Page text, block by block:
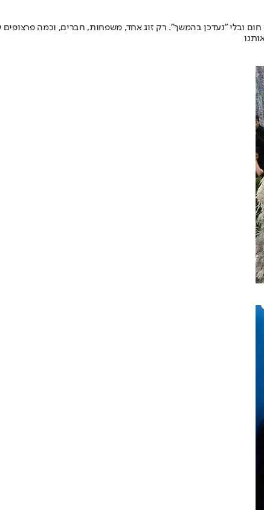
ובלי "נעדכן בהמשך". רק זוג אחד, משפחות, חברים, וכמה